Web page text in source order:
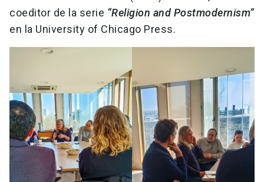
coeditor de la serie “Religion and Postmodernism”
en la University of Chicago Press.